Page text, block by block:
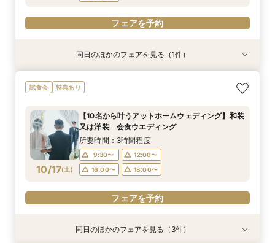
フェアを予約
10/16 (金)
【少人数結婚式】貸切り可能なホテルウエディン
グ相談会
10:00〜
13:00〜
16:00〜
18:00〜
フェアを予約
同日のほかのフェアを見る（1件）
試食会 特典あり
10/17(土)
【10名から叶うアットホームウェディング】和装
又は洋装 会食ウエディング
所要時間：3時間程度
9:30〜
12:00〜
16:00〜
18:00〜
フェアを予約
同日のほかのフェアを見る（3件）